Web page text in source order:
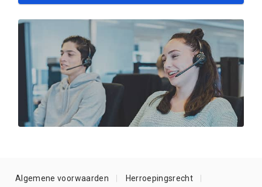
Algemene voorwaarden Herroepingsrecht